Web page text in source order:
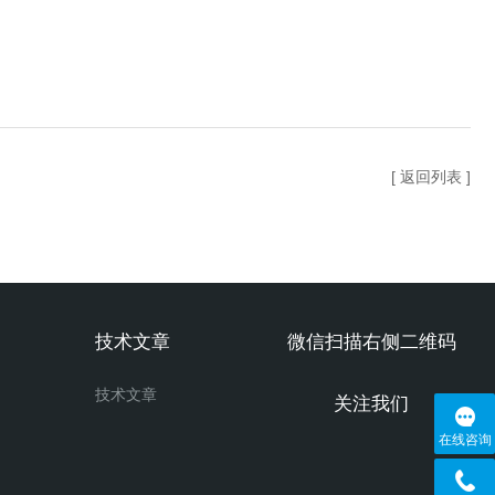
[ 返回列表 ]
微信扫描右侧二维码
关注我们
技术文章
技术文章
在线咨询